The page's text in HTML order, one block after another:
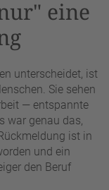
eine
unterscheidet, ist
Sie sehen
— entspannte
war genau das,
ist in
und ein
den Beruf